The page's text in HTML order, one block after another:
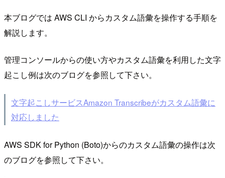
本ブログでは AWS CLI からカスタム語彙を操作する手順を
解説します。
管理コンソールからの使い方やカスタム語彙を利用した文字
起こし例は次のブログを参照して下さい。
文字起こしサービスAmazon Transcribeがカスタム語彙に
対応しました
AWS SDK for Python (Boto)からのカスタム語彙の操作は次
のブログを参照して下さい。